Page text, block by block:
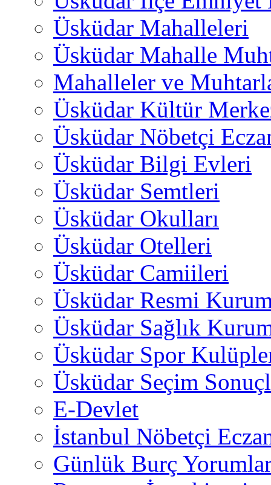
Üsküdar Mahalleleri
Üsküdar Mahalle
Mahalleler ve
Üsküdar Kültür
Üsküdar Nöbetçi
Üsküdar Bilgi Evleri
Üsküdar Semtleri
Üsküdar Okulları
Üsküdar Otelleri
Üsküdar Camiileri
Üsküdar Resmi
Üsküdar Sağlık
Üsküdar Spor
Üsküdar Seçim
E-Devlet
İstanbul Nöbetçi
Günlük Burç